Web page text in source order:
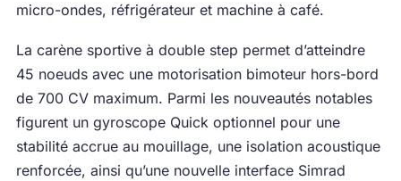
micro-ondes, réfrigérateur et machine à café.
La carène sportive à double step permet d’atteindre
45 noeuds avec une motorisation bimoteur hors-bord
de 700 CV maximum. Parmi les nouveautés notables
figurent un gyroscope Quick optionnel pour une
stabilité accrue au mouillage, une isolation acoustique
renforcée, ainsi qu’une nouvelle interface Simrad